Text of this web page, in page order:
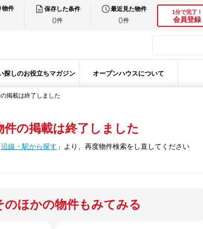
物件 保存した条件
0件
最近見た物件
0件
1分で完了！
会員登録
探しのお役立ちマガジン オープンハウスについて
掲載は終了しました
件の掲載は終了しました
沿線・駅から探す 」 より、再度物件検索をし直してください
のほかの物件もみてみる